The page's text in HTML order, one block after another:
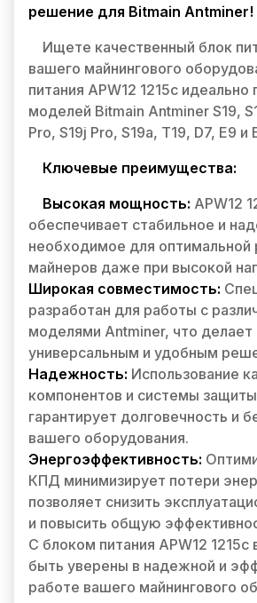
решение для Bitmain Antminer!
Ищете качественный блок
вашего майнингового
питания APW12 1215c
моделей Bitmain Antminer S19,
Pro, S19j Pro, S19a, T19, D7, E9 и
Ключевые преимущества:
Высокая мощность: APW12
обеспечивает стабильное и
необходимое для
майнеров даже при высокой
Широкая совместимость:
разработан для работы с
моделями Antminer, что делает
универсальным и удобным
Надежность: Использование
компонентов и системы
гарантирует долговечность и
вашего оборудования.
Энергоэффективность:
КПД минимизирует потери
позволяет снизить
и повысить общую
С блоком питания APW12
быть уверены в надежной и
работе вашего майнингового